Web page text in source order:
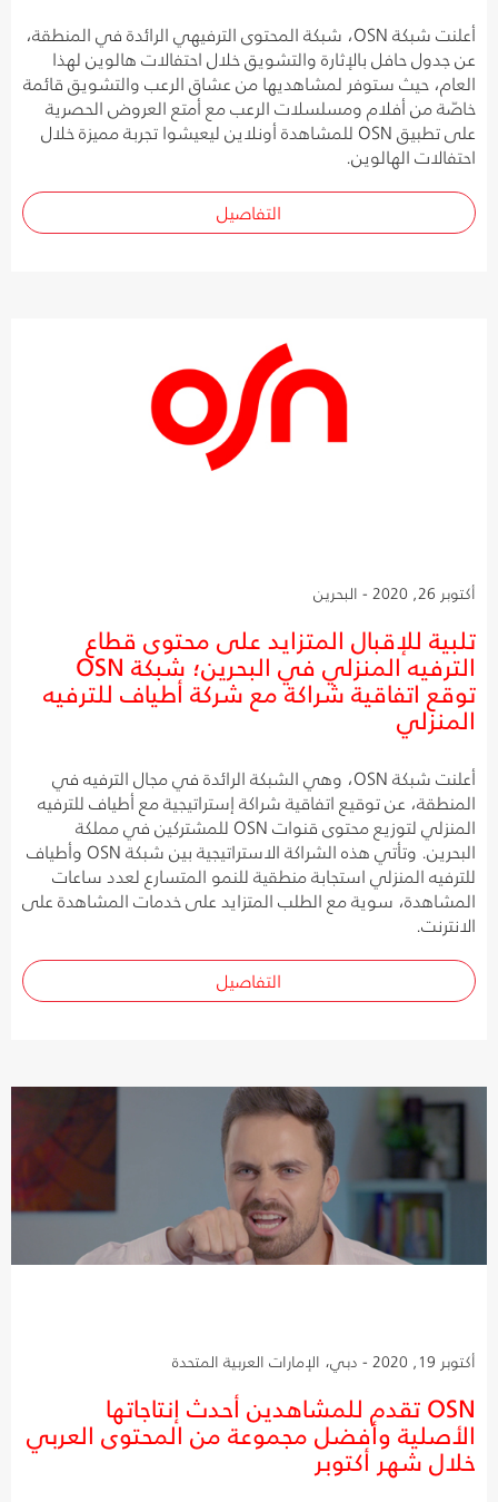
أعلنت شبكة OSN، شبكة المحتوى الترفيهي الرائدة في المنطقة،
عن جدول حافل بالإثارة والتشويق خلال احتفالات هالوين لهذا
العام، حيث ستوفر لمشاهديها من عشاق الرعب والتشويق قائمة
خاصّة من أفلام ومسلسلات الرعب مع أمتع العروض الحصرية
على تطبيق OSN للمشاهدة أونلاين ليعيشوا تجربة مميزة خلال
احتفالات الهالوين.
التفاصيل
أكتوبر 26, 2020 - البحرين
تلبية للإقبال المتزايد على محتوى قطاع
الترفيه المنزلي في البحرين؛ شبكة OSN
توقع اتفاقية شراكة مع شركة أطياف للترفيه
المنزلي
أعلنت شبكة OSN، وهي الشبكة الرائدة في مجال الترفيه في
المنطقة، عن توقيع اتفاقية شراكة إستراتيجية مع أطياف للترفيه
المنزلي لتوزيع محتوى قنوات OSN للمشتركين في مملكة
البحرين. وتأتي هذه الشراكة الاستراتيجية بين شبكة OSN وأطياف
للترفيه المنزلي استجابة منطقية للنمو المتسارع لعدد ساعات
المشاهدة، سوية مع الطلب المتزايد على خدمات المشاهدة على
الانترنت.
التفاصيل
أكتوبر 19, 2020 - دبي، الإمارات العربية المتحدة
OSN تقدم للمشاهدين أحدث إنتاجاتها
الأصلية وأفضل مجموعة من المحتوى العربي
خلال شهر أكتوبر